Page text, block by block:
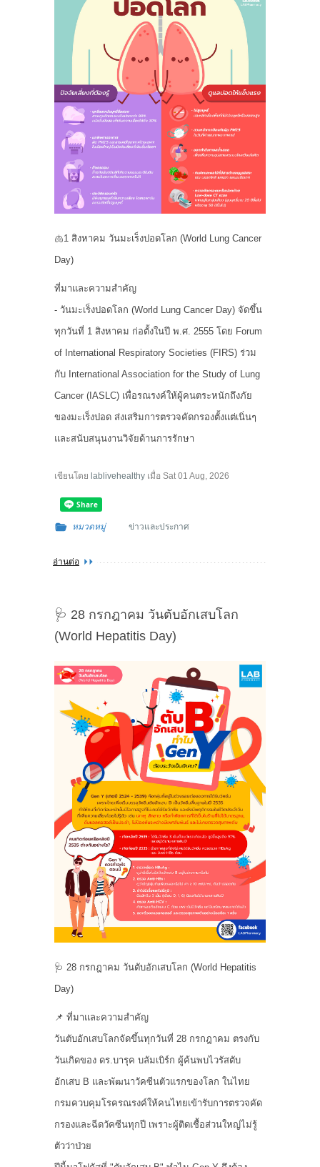
🫁1 สิงหาคม วันมะเร็งปอดโลก (World Lung Cancer
Day)
ที่มาและความสำคัญ
- วันมะเร็งปอดโลก (World Lung Cancer Day) จัดขึ้น
ทุกวันที่ 1 สิงหาคม ก่อตั้งในปี พ.ศ. 2555 โดย Forum
of International Respiratory Societies (FIRS) ร่วม
กับ International Association for the Study of Lung
Cancer (IASLC) เพื่อรณรงค์ให้ผู้คนตระหนักถึงภัย
ของมะเร็งปอด ส่งเสริมการตรวจคัดกรองตั้งแต่เนิ่นๆ
และสนับสนุนงานวิจัยด้านการรักษา
เขียนโดย lablivehealthy เมื่อ Sat 01 Aug, 2026
หมวดหมู่ ข่าวและประกาศ
อ่านต่อ
🩺 28 กรกฎาคม วันตับอักเสบโลก
(World Hepatitis Day)
🩺 28 กรกฎาคม วันตับอักเสบโลก (World Hepatitis
Day)
📌 ที่มาและความสำคัญ
วันตับอักเสบโลกจัดขึ้นทุกวันที่ 28 กรกฎาคม ตรงกับ
วันเกิดของ ดร.บารุค บลัมเบิร์ก ผู้ค้นพบไวรัสตับ
อักเสบ B และพัฒนาวัคซีนตัวแรกของโลก ในไทย
กรมควบคุมโรครณรงค์ให้คนไทยเข้ารับการตรวจคัด
กรองและฉีดวัคซีนทุกปี เพราะผู้ติดเชื้อส่วนใหญ่ไม่รู้
ตัวว่าป่วย